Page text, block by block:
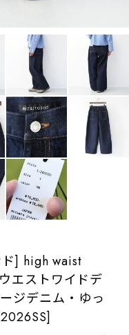
] high waist
エストワイドデ
ジデニム・ゆっ